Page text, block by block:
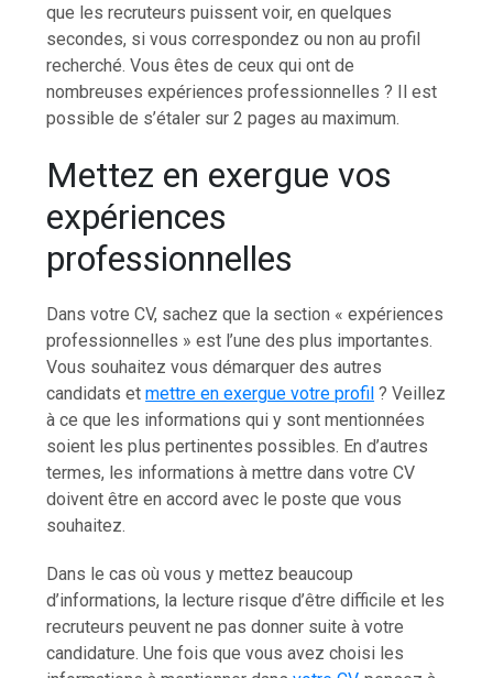
que les recruteurs puissent voir, en quelques
secondes, si vous correspondez ou non au profil
recherché. Vous êtes de ceux qui ont de
nombreuses expériences professionnelles ? Il est
possible de s’étaler sur 2 pages au maximum.
Mettez en exergue vos
expériences
professionnelles
Dans votre CV, sachez que la section « expériences
professionnelles » est l’une des plus importantes.
Vous souhaitez vous démarquer des autres
candidats etmettre en exergue votre profil ? Veillez
à ce que les informations qui y sont mentionnées
soient les plus pertinentes possibles. En d’autres
termes, les informations à mettre dans votre CV
doivent être en accord avec le poste que vous
souhaitez.
Dans le cas où vous y mettez beaucoup
d’informations, la lecture risque d’être difficile et les
recruteurs peuvent ne pas donner suite à votre
candidature. Une fois que vous avez choisi les